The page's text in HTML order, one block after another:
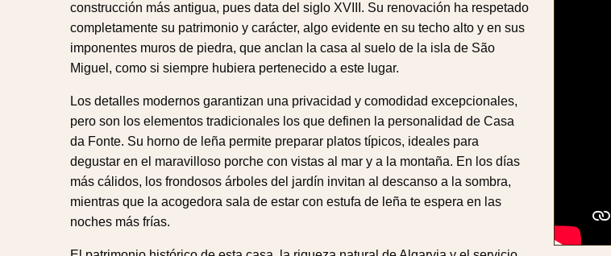
construcción más antigua, pues data del siglo XVIII. Su renovación ha respetado
completamente su patrimonio y carácter, algo evidente en su techo alto y en sus
imponentes muros de piedra, que anclan la casa al suelo de la isla de São
Miguel, como si siempre hubiera pertenecido a este lugar.
Los detalles modernos garantizan una privacidad y comodidad excepcionales,
pero son los elementos tradicionales los que definen la personalidad de Casa
da Fonte. Su horno de leña permite preparar platos típicos, ideales para
degustar en el maravilloso porche con vistas al mar y a la montaña. En los días
más cálidos, los frondosos árboles del jardín invitan al descanso a la sombra,
mientras que la acogedora sala de estar con estufa de leña te espera en las
noches más frías.